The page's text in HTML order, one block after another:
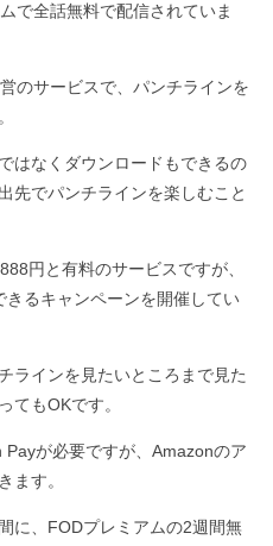
で全話無料で配信されていま
のサービスで、パンチラインを
はなくダウンロードもできるの
先でパンチラインを楽しむこと
円と有料のサービスですが、
るキャンペーンを開催してい
ラインを見たいところまで見た
てもOKです。
が必要ですが、Amazonのア
ます。
に、FODプレミアムの2週間無